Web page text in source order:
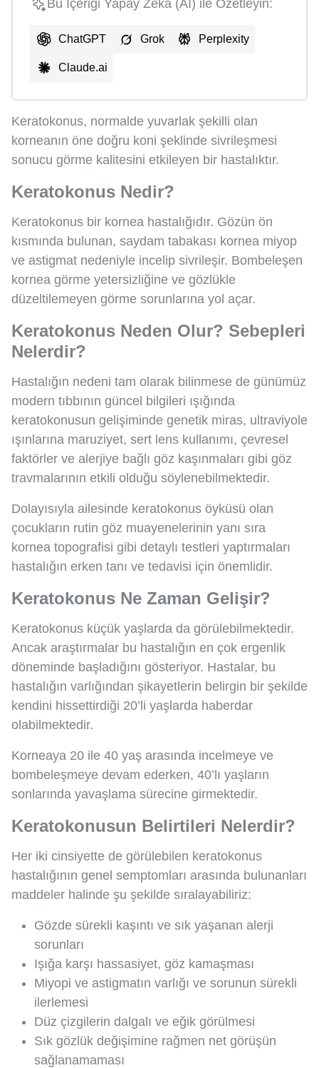
Bu İçeriği Yapay Zekâ (AI) ile Özetleyin:
ChatGPT Grok Perplexity
Claude.ai
Keratokonus, normalde yuvarlak şekilli olan
korneanın öne doğru koni şeklinde sivrileşmesi
sonucu görme kalitesini etkileyen bir hastalıktır.
Keratokonus Nedir?
Keratokonus bir kornea hastalığıdır. Gözün ön
kısmında bulunan, saydam tabakası kornea miyop
ve astigmat nedeniyle incelip sivrileşir. Bombeleşen
kornea görme yetersizliğine ve gözlükle
düzeltilemeyen görme sorunlarına yol açar.
Keratokonus Neden Olur? Sebepleri
Nelerdir?
Hastalığın nedeni tam olarak bilinmese de günümüz
modern tıbbının güncel bilgileri ışığında
keratokonusun gelişiminde genetik miras, ultraviyole
ışınlarına maruziyet, sert lens kullanımı, çevresel
faktörler ve alerjiye bağlı göz kaşınmaları gibi göz
travmalarının etkili olduğu söylenebilmektedir.
Dolayısıyla ailesinde keratokonus öyküsü olan
çocukların rutin göz muayenelerinin yanı sıra
kornea topografisi gibi detaylı testleri yaptırmaları
hastalığın erken tanı ve tedavisi için önemlidir.
Keratokonus Ne Zaman Gelişir?
Keratokonus küçük yaşlarda da görülebilmektedir.
Ancak araştırmalar bu hastalığın en çok ergenlik
döneminde başladığını gösteriyor. Hastalar, bu
hastalığın varlığından şikayetlerin belirgin bir şekilde
kendini hissettirdiği 20’li yaşlarda haberdar
olabilmektedir.
Korneaya 20 ile 40 yaş arasında incelmeye ve
bombeleşmeye devam ederken, 40’lı yaşların
sonlarında yavaşlama sürecine girmektedir.
Keratokonusun Belirtileri Nelerdir?
Her iki cinsiyette de görülebilen keratokonus
hastalığının genel semptomları arasında bulunanları
maddeler halinde şu şekilde sıralayabiliriz:
Gözde sürekli kaşıntı ve sık yaşanan alerji
sorunları
Işığa karşı hassasiyet, göz kamaşması
Miyopi ve astigmatın varlığı ve sorunun sürekli
ilerlemesi
Düz çizgilerin dalgalı ve eğik görülmesi
Sık gözlük değişimine rağmen net görüşün
sağlanamaması